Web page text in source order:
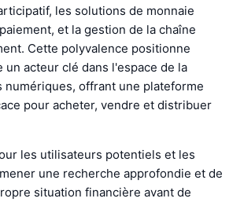
les solutions de monnaie
et la gestion de la chaîne
Cette polyvalence positionne
un acteur clé dans l'espace de la
numériques, offrant une plateforme
pour acheter, vendre et distribuer
les utilisateurs potentiels et les
une recherche approfondie et de
situation financière avant de